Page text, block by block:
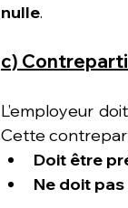
nulle.
c)
L’employeur
Cette
Doit être
Ne doit